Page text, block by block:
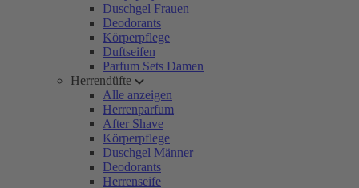
Duschgel Frauen
Deodorants
Körperpflege
Duftseifen
Parfum Sets Damen
Herrendüfte
Alle anzeigen
Herrenparfum
After Shave
Körperpflege
Duschgel Männer
Deodorants
Herrenseife